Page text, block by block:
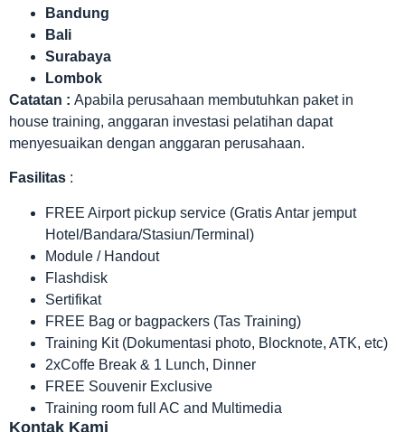
Bandung
Bali
Surabaya
Lombok
Catatan : Apabila perusahaan membutuhkan paket in
house training, anggaran investasi pelatihan dapat
menyesuaikan dengan anggaran perusahaan.
Fasilitas :
FREE Airport pickup service (Gratis Antar jemput
Hotel/Bandara/Stasiun/Terminal)
Module / Handout
Flashdisk
Sertifikat
FREE Bag or bagpackers (Tas Training)
Training Kit (Dokumentasi photo, Blocknote, ATK, etc)
2xCoffe Break & 1 Lunch, Dinner
FREE Souvenir Exclusive
Training room full AC and Multimedia
Kontak Kami